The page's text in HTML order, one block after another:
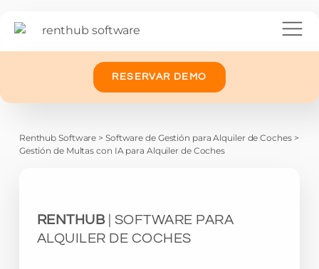
RESERVAR DEMO
Renthub Software > Software de Gestión para Alquiler de Coches>
Gestión de Multas con IA para Alquiler de Coches
RENTHUB| SOFTWARE PARA
ALQUILER DE COCHES